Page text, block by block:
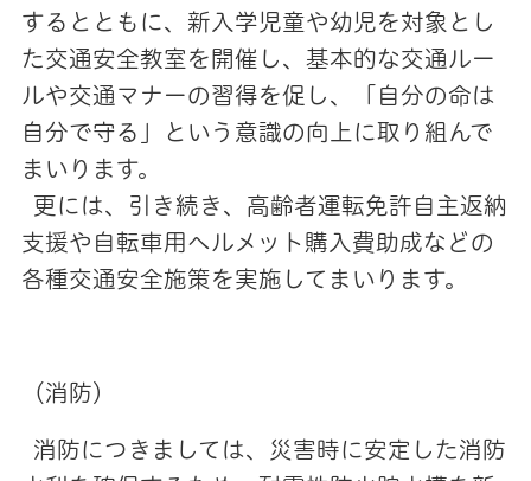
するとともに、新入学児童や幼児を対象とし
た交通安全教室を開催し、基本的な交通ルー
ルや交通マナーの習得を促し、「自分の命は
自分で守る」という意識の向上に取り組んで
まいります。
更には、引き続き、高齢者運転免許自主返納
支援や自転車用ヘルメット購入費助成などの
各種交通安全施策を実施してまいります。
（消防）
消防につきましては、災害時に安定した消防